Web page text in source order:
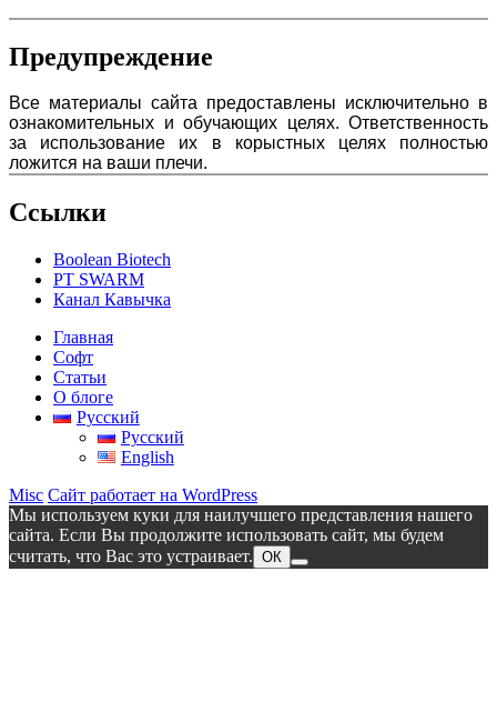
Предупреждение
Все материалы сайта предоставлены исключительно в
ознакомительных и обучающих целях. Ответственность
за использование их в корыстных целях полностью
ложится на ваши плечи.
Ссылки
Boolean Biotech
PT SWARM
Канал Кавычка
Главная
Софт
Статьи
О блоге
Русский
Русский
English
Misc Сайт работает на WordPress
Мы используем куки для наилучшего представления нашего
сайта. Если Вы продолжите использовать сайт, мы будем
считать, что Вас это устраивает. ОК